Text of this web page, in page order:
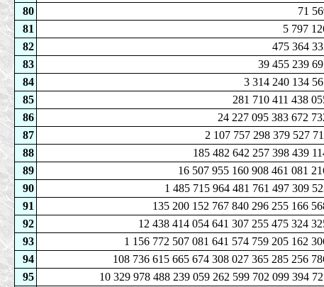
80
71
81
5 797
82
475 364
83
39 455 239
84
3 314 240 134
85
281 710 411 438
86
24 227 095 383 672
87
2 107 757 298 379 527
88
185 482 642 257 398 439
89
16 507 955 160 908 461 081
90
1 485 715 964 481 761 497 309
91
135 200 152 767 840 296 255 166
92
12 438 414 054 641 307 255 475 324
93
1 156 772 507 081 641 574 759 205 162
94
108 736 615 665 674 308 027 365 285 256
95
10 329 978 488 239 059 262 599 702 099 394